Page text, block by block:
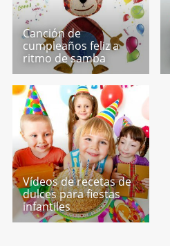
Canción de
cumpleaños feliz a
ritmo de samba
Vídeos de recetas de
dulces para fiestas
infantiles